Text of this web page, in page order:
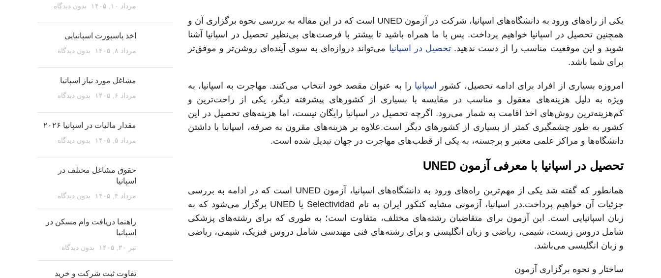
یکی از راه‌های ورود به دانشگاه‌های اسپانیا، شرکت در آزمون UNED است که در این مقاله به بررسی نحوه برگزاری آن و
همچنین تحصیل در اسپانیا خواهیم پرداخت. پس با ما همراه باشید تا بیشتر با فرصت‌های بی‌نظیر تحصیل در اسپانیا آشنا
شوید و این موقعیت مناسب را از دست ندهید.تحصیل در اسپانیا می‌تواند دروازه‌ای به سوی آینده‌ای روشن‌تر و موفق‌تر
برای شما باشد.
امروزه بسیاری از افراد برای ادامه تحصیل، کشور اسپانیا را به عنوان مقصد خود انتخاب می‌کنند. مهاجرت به اسپانیا، به
ویژه به دلیل هزینه‌های معقول و مناسب در مقایسه با بسیاری از کشورهای پیشرفته دیگر، یکی از راحت‌ترین و
کم‌هزینه‌ترین روش‌های اخذ اقامت به شمار می‌رود. اگرچه تحصیل در اسپانیا رایگان نیست، اما هزینه‌های تحصیل در این
کشور به طور چشمگیری کمتر از بسیاری از کشورهای دیگر است.علاوه بر هزینه‌های مقرون به صرفه، اسپانیا با داشتن
دانشگاه‌ها و مراکز علمی معتبر و برجسته، به یکی از قطب‌های مهاجرت در جهان تبدیل شده است.
تحصیل در اسپانیا با معرفی آزمون UNED
همانطور که گفته شد یکی از مهم‌ترین راه‌های ورود به دانشگاه‌های اسپانیا، آزمون UNED است که در ادامه به بررسی
جزئیات آن خواهیم پرداخت.در اسپانیا، آزمونی مشابه کنکور ایران به نام Selectividad یا UNED برگزار می‌شود که به
زبان اسپانیایی است. این آزمون برای متقاضیان رشته‌های مختلف، متفاوت است؛ به طوری که برای رشته‌های پزشکی
شامل دروس زیست، شیمی، ریاضی و زبان انگلیسی و برای رشته‌های فنی مهندسی شامل دروس فیزیک، شیمی، ریاضی
و زبان انگلیسی می‌باشد.
ساختار و نحوه برگزاری آزمون
مرداد ۱۰, ۱۴۰۵ بدون دیدگاه
اخذ پاسپورت اسپانیایی
مرداد ۸, ۱۴۰۵ بدون دیدگاه
مشاغل مورد نیاز اسپانیا
مرداد ۶, ۱۴۰۵ بدون دیدگاه
مقدار مالیات در اسپانیا ۲۰۲۶
مرداد ۵, ۱۴۰۵ بدون دیدگاه
حقوق مشاغل مختلف در
اسپانیا
مرداد ۴, ۱۴۰۵ بدون دیدگاه
راهنما دریافت وام مسکن در
اسپانیا
تیر ۳۰, ۱۴۰۵ بدون دیدگاه
تفاوت ثبت شرکت و خرید